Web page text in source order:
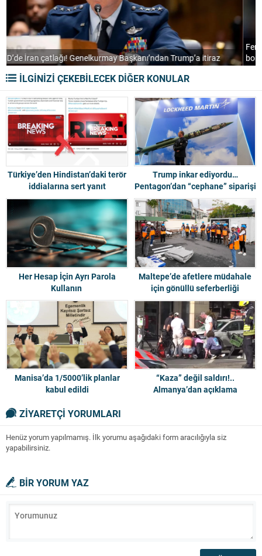
Fenerbahçe, Real Madrid ile anlaştı! Sarı-lacivertlilerde Endrick
bombası
İLGİNİZİ ÇEKEBİLECEK DİĞER KONULAR
Türkiye’den Hindistan’daki terör
iddialarına sert yanıt
Trump inkar ediyordu…
Pentagon’dan “cephane” siparişi
Her Hesap İçin Ayrı Parola
Kullanın
Maltepe’de afetlere müdahale
için gönüllü seferberliği
Manisa’da 1/5000’lik planlar
kabul edildi
“Kaza” değil saldırı!..
Almanya’dan açıklama
ZİYARETÇİ YORUMLARI
Henüz yorum yapılmamış. İlk yorumu aşağıdaki form aracılığıyla siz
yapabilirsiniz.
BİR YORUM YAZ